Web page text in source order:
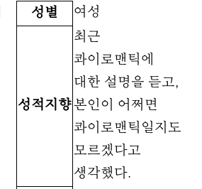
성별 여성
성적지향
최근
콰이로맨틱에
대한 설명을 듣고,
본인이 어쩌면
콰이로맨틱일지도
모르겠다고
생각했다.